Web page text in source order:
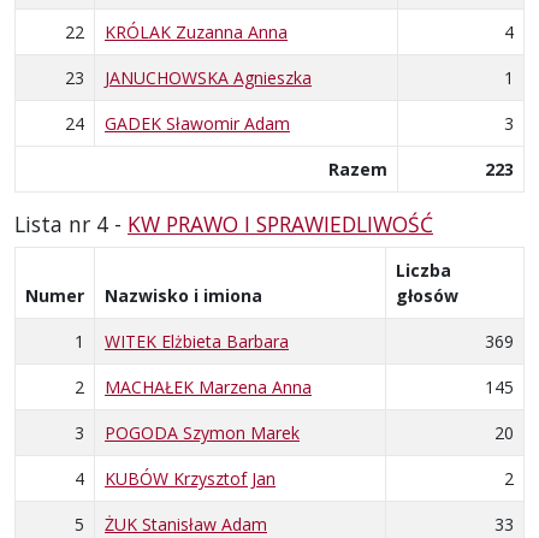
22
KRÓLAK Zuzanna Anna
4
23
JANUCHOWSKA Agnieszka
1
24
GADEK Sławomir Adam
3
Razem
223
Lista nr 4 - KW PRAWO I SPRAWIEDLIWOŚĆ
Numer Nazwisko i imiona
Liczba
głosów
1
WITEK Elżbieta Barbara
369
2
MACHAŁEK Marzena Anna
145
3
POGODA Szymon Marek
20
4
KUBÓW Krzysztof Jan
2
5
ŻUK Stanisław Adam
33